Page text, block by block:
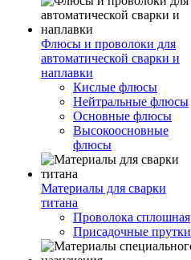
Флюсы и проволоки для
автоматической сварки и
наплавки
Кислые флюсы
Нейтральные флюсы
Основные флюсы
Высокоосновные
флюсы
Материалы для сварки
титана
Проволока сплошная
Присадочные прутки